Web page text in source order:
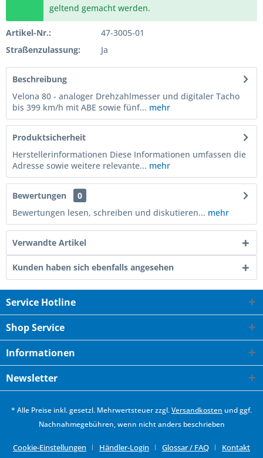
geltend gemacht werden.
Artikel-Nr.:
47-3005-01
Straßenzulassung:
Ja
Beschreibung
Velona 80 - analoger Drehzahlmesser und digitaler Tacho
bis 399 km/h mit ABE sowie fünf... mehr
Produktsicherheit
Herstellerinformationen Diese Informationen umfassen die
Adresse sowie weitere relevante... mehr
Bewertungen
0
Bewertungen lesen, schreiben und diskutieren... mehr
Verwandte Artikel
Kunden haben sich ebenfalls angesehen
Service Hotline
Shop Service
Informationen
Newsletter
* Alle Preise inkl. gesetzl. Mehrwertsteuer zzgl.Versandkosten und ggf.
Nachnahmegebühren, wenn nicht anders beschrieben
Cookie-Einstellungen Händler-Login Glossar / FAQ
Kontakt